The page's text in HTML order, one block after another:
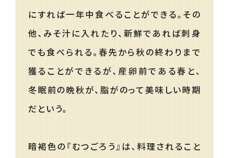
にすれば一年中食べることができる。その
他、みそ汁に入れたり、新鮮であれば刺身
でも食べられる。春先から秋の終わりまで
獲ることができるが、産卵前である春と、
冬眠前の晩秋が、脂がのって美味しい時期
だという。
暗褐色の『むつごろう』は、料理されること